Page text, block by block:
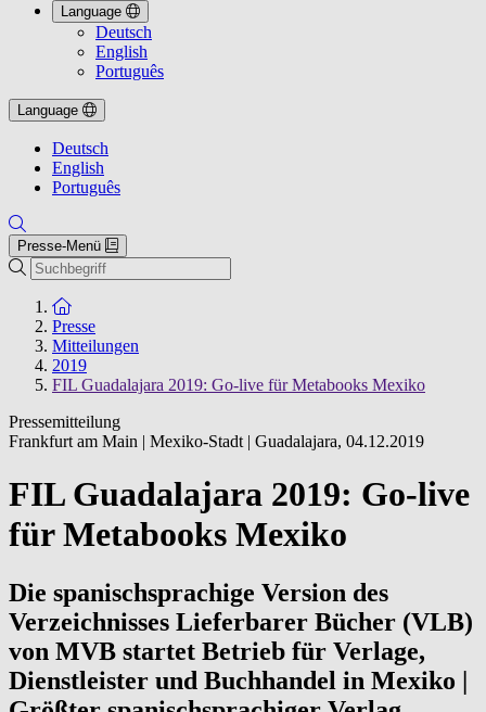
Language
Deutsch
English
Português
Language
Deutsch
English
Português
Presse-Menü
Suche
Zur Startseite
Presse
Mitteilungen
2019
FIL Guadalajara 2019: Go-live für Metabooks Mexiko
Pressemitteilung
Frankfurt am Main | Mexiko-Stadt | Guadalajara, 04.12.2019
FIL Guadalajara 2019: Go-live
für Metabooks Mexiko
Die spanischsprachige Version des
Verzeichnisses Lieferbarer Bücher (VLB)
von MVB startet Betrieb für Verlage,
Dienstleister und Buchhandel in Mexiko |